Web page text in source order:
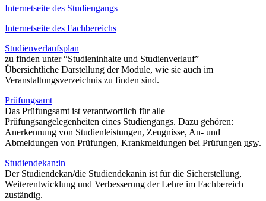
Internetseite des Studiengangs
Internetseite des Fachbereichs
Studienverlaufsplan
zu finden unter “Studieninhalte und Studienverlauf”
Übersichtliche Darstellung der Module, wie sie auch im
Veranstaltungsverzeichnis zu finden sind.
Prüfungsamt
Das Prüfungsamt ist verantwortlich für alle
Prüfungsangelegenheiten eines Studiengangs. Dazu gehören:
Anerkennung von Studienleistungen, Zeugnisse, An- und
Abmeldungen von Prüfungen, Krankmeldungen bei Prüfungen usw.
Studiendekan:in
Der Studiendekan/die Studiendekanin ist für die Sicherstellung,
Weiterentwicklung und Verbesserung der Lehre im Fachbereich
zuständig.